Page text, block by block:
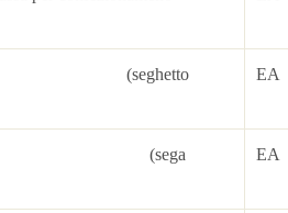
EA
(220v) (sega
EA